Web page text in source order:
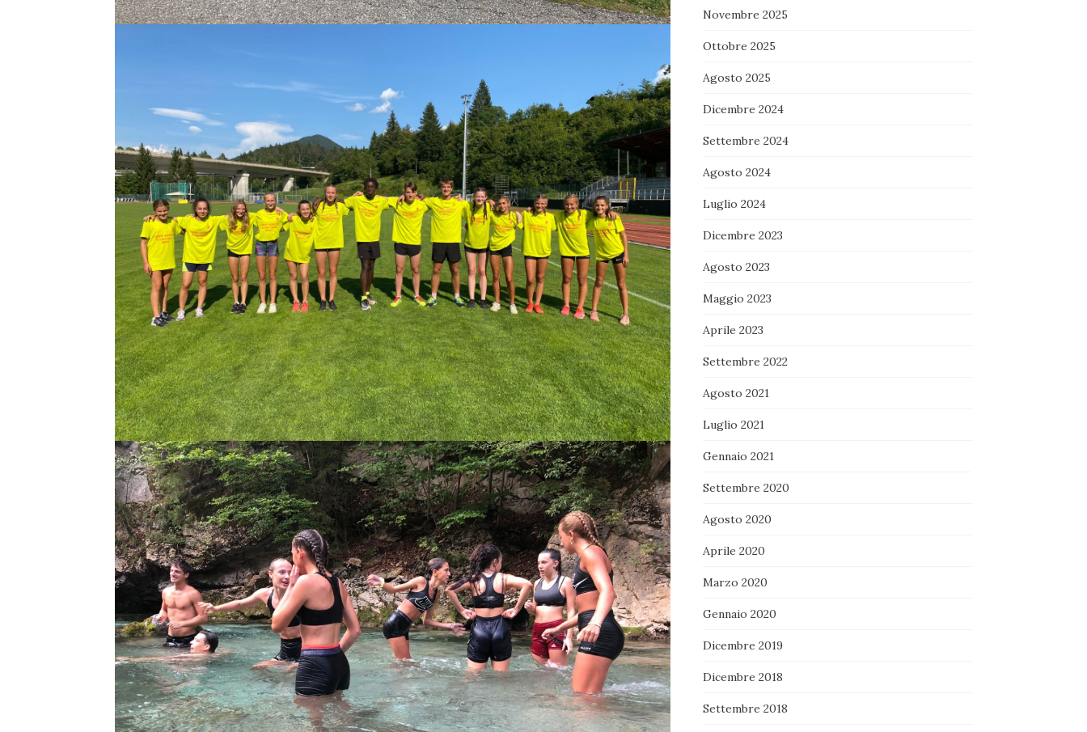
Novembre 2025
Ottobre 2025
Agosto 2025
Dicembre 2024
Settembre 2024
Agosto 2024
Luglio 2024
Dicembre 2023
Agosto 2023
Maggio 2023
Aprile 2023
Settembre 2022
Agosto 2021
Luglio 2021
Gennaio 2021
Settembre 2020
Agosto 2020
Aprile 2020
Marzo 2020
Gennaio 2020
Dicembre 2019
Dicembre 2018
Settembre 2018